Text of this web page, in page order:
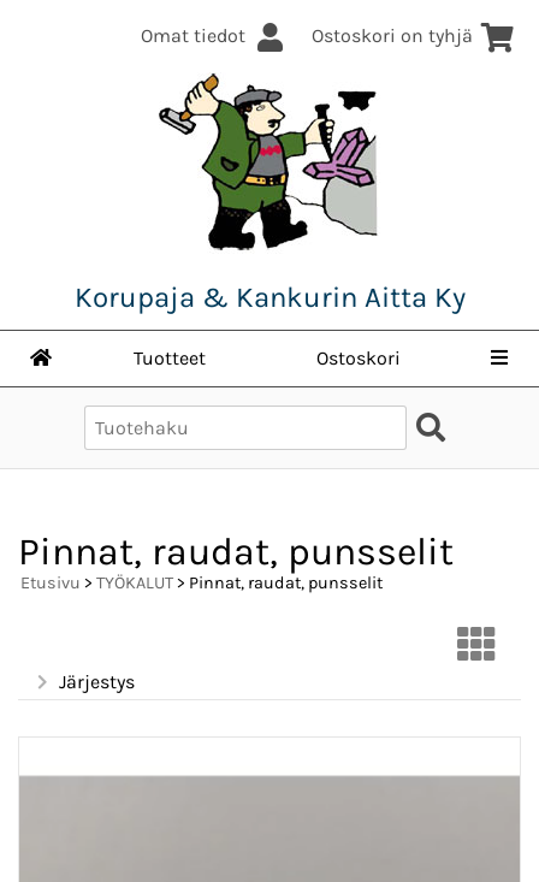
Omat tiedot Ostoskori on tyhjä
Korupaja & Kankurin Aitta Ky
Tuotteet Ostoskori
Pinnat, raudat, punsselit
Etusivu > TYÖKALUT> Pinnat, raudat, punsselit
Järjestys